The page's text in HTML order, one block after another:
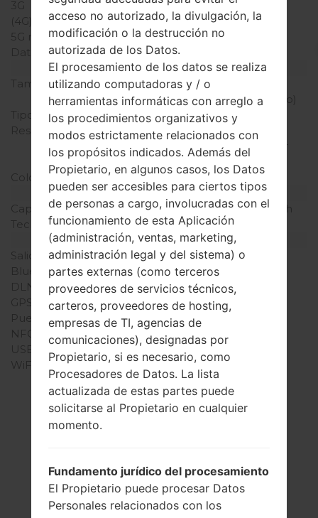
3G
-
(4G) LTE
-
5G network
-
Datos
GPRS
Pantalla
Tamaño de la pantalla
2.0 pulgadas (~24.1%
relación pantalla-cuerpo)
Tipo de Pantalla
TFT
Resolución de Pantalla
176 x 220 píxeles (~141
densidad de píxeles por
pulgada)
Colores de pantalla
256K colores
Batería y Teclado
Capacidad de batería
Extraíble Li-Ion 950 mAh
Teclado físico
Sí
Interfaces
Salida de audio
-
Bluetooth
USB 2.0 A2DP
DLNA
No
GPS
-
Puerto infrarrojo
No
NFC
No
USB
microUSB 2.0
WiFi
-
acceso no autorizado, la divulgación, la
modificación o la destrucción no
autorizada de los Datos.
El procesamiento de los datos se realiza
utilizando computadoras y / o
herramientas informáticas con arreglo a
los procedimientos organizativos y
modos estrictamente relacionados con
los propósitos indicados. Además del
Propietario, en algunos casos, los Datos
pueden ser accesibles para ciertos tipos
de personas a cargo, involucradas con el
funcionamiento de esta Aplicación
(administración, ventas, marketing,
administración legal y del sistema) o
partes externas (como terceros
proveedores de servicios técnicos,
carteros, proveedores de hosting,
empresas de TI, agencias de
comunicaciones), designadas por
Propietario, si es necesario, como
Procesadores de Datos. La lista
actualizada de estas partes puede
solicitarse al Propietario en cualquier
momento.
Fundamento jurídico del procesamiento
El Propietario puede procesar Datos
Personales relacionados con los